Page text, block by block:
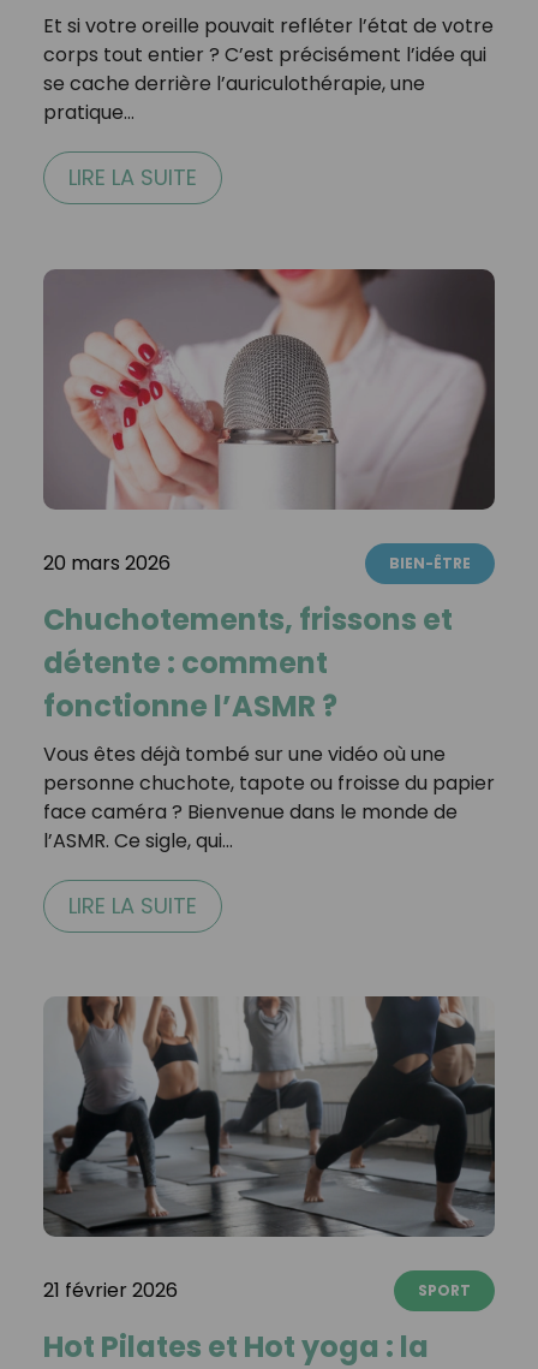
Et si votre oreille pouvait refléter l’état de votre
corps tout entier ? C’est précisément l’idée qui
se cache derrière l’auriculothérapie, une
pratique…
LIRE LA SUITE
20 mars 2026 BIEN-ÊTRE
Chuchotements, frissons et
détente : comment
fonctionne l’ASMR ?
Vous êtes déjà tombé sur une vidéo où une
personne chuchote, tapote ou froisse du papier
face caméra ? Bienvenue dans le monde de
l’ASMR. Ce sigle, qui…
LIRE LA SUITE
21 février 2026 SPORT
Hot Pilates et Hot yoga : la